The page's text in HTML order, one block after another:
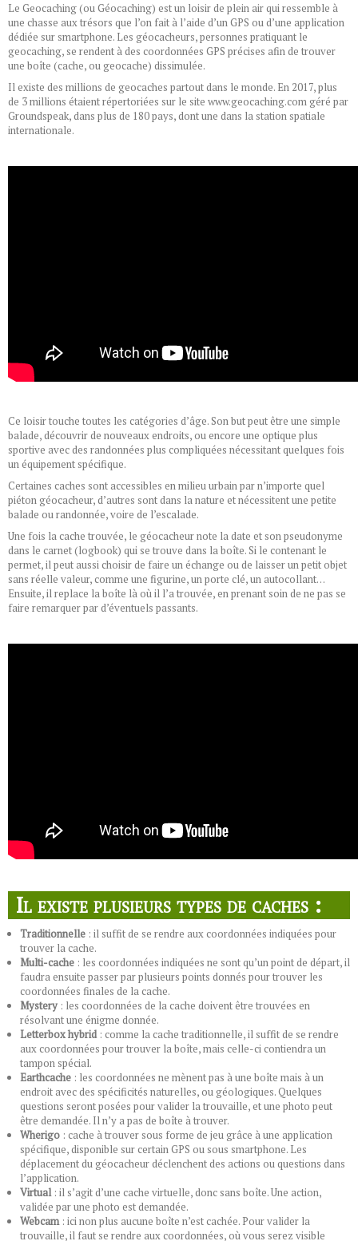
Le Geocaching (ou Géocaching) est un loisir de plein air qui ressemble à
une chasse aux trésors que l’on fait à l’aide d’un GPS ou d’une application
dédiée sur smartphone. Les géocacheurs, personnes pratiquant le
geocaching, se rendent à des coordonnées GPS précises afin de trouver
une boîte (cache, ou geocache) dissimulée.
Il existe des millions de geocaches partout dans le monde. En 2017, plus
de 3 millions étaient répertoriées sur le site www.geocaching.comgéré par
Groundspeak, dans plus de 180 pays, dont une dans la station spatiale
internationale.
Ce loisir touche toutes les catégories d’âge. Son but peut être une simple
balade, découvrir de nouveaux endroits, ou encore une optique plus
sportive avec des randonnées plus compliquées nécessitant quelques fois
un équipement spécifique.
Certaines caches sont accessibles en milieu urbain par n’importe quel
piéton géocacheur, d’autres sont dans la nature et nécessitent une petite
balade ou randonnée, voire de l’escalade.
Une fois la cache trouvée, le géocacheur note la date et son pseudonyme
dans le carnet (logbook) qui se trouve dans la boîte. Si le contenant le
permet, il peut aussi choisir de faire un échange ou de laisser un petit objet
sans réelle valeur, comme une figurine, un porte clé, un autocollant…
Ensuite, il replace la boîte là où il l’a trouvée, en prenant soin de ne pas se
faire remarquer par d’éventuels passants.
Il existe plusieurs types de caches :
Traditionnelle : il suffit de se rendre aux coordonnées indiquées pour
trouver la cache.
Multi-cache : les coordonnées indiquées ne sont qu’un point de départ, il
faudra ensuite passer par plusieurs points donnés pour trouver les
coordonnées finales de la cache.
Mystery : les coordonnées de la cache doivent être trouvées en
résolvant une énigme donnée.
Letterbox hybrid: comme la cache traditionnelle, il suffit de se rendre
aux coordonnées pour trouver la boîte, mais celle-ci contiendra un
tampon spécial.
Earthcache : les coordonnées ne mènent pas à une boîte mais à un
endroit avec des spécificités naturelles, ou géologiques. Quelques
questions seront posées pour valider la trouvaille, et une photo peut
être demandée. Il n’y a pas de boîte à trouver.
Wherigo : cache à trouver sous forme de jeu grâce à une application
spécifique, disponible sur certain GPS ou sous smartphone. Les
déplacement du géocacheur déclenchent des actions ou questions dans
l’application.
Virtual : il s’agit d’une cache virtuelle, donc sans boîte. Une action,
validée par une photo est demandée.
Webcam : ici non plus aucune boîte n’est cachée. Pour valider la
trouvaille, il faut se rendre aux coordonnées, où vous serez visible